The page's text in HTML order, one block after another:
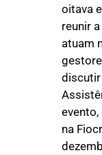
oitava
reunir
atuam
evento,
na